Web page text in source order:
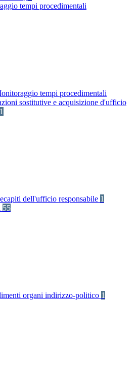
tempi procedimentali
tempi procedimentali
sostitutive e acquisizione d'ufficio
1
dell'ufficio responsabile 1
55
organi indirizzo-politico 1